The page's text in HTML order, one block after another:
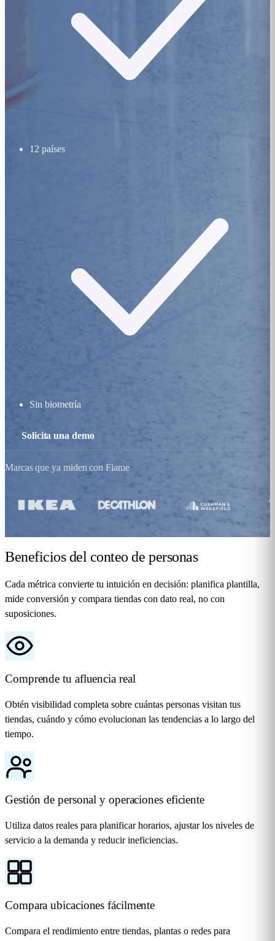
12 países
Sin biometría
Solicita una demo
Marcas que ya miden con Flame
Beneficios del conteo de personas
Cada métrica convierte tu intuición en decisión: planifica plantilla,
mide conversión y compara tiendas con dato real, no con
suposiciones.
Comprende tu afluencia real
Obtén visibilidad completa sobre cuántas personas visitan tus
tiendas, cuándo y cómo evolucionan las tendencias a lo largo del
tiempo.
Gestión de personal y operaciones eficiente
Utiliza datos reales para planificar horarios, ajustar los niveles de
servicio a la demanda y reducir ineficiencias.
Compara ubicaciones fácilmente
Compara el rendimiento entre tiendas, plantas o redes para